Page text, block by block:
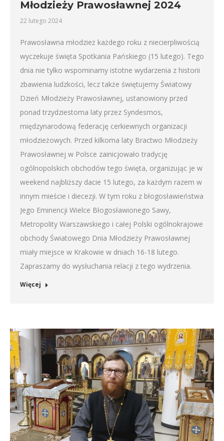
Młodzieży Prawosławnej 2024
22 lutego 2024
Prawosławna młodzież każdego roku z niecierpliwością
wyczekuje święta Spotkania Pańskiego (15 lutego). Tego
dnia nie tylko wspominamy istotne wydarzenia z historii
zbawienia ludzkości, lecz także świętujemy Światowy
Dzień Młodzieży Prawosławnej, ustanowiony przed
ponad trzydziestoma laty przez Syndesmos,
międzynarodową federację cerkiewnych organizacji
młodzieżowych. Przed kilkoma laty Bractwo Młodzieży
Prawosławnej w Polsce zainicjowało tradycję
ogólnopolskich obchodów tego święta, organizując je w
weekend najbliższy dacie 15 lutego, za każdym razem w
innym mieście i diecezji. W tym roku z błogosławieństwa
Jego Eminencji Wielce Błogosławionego Sawy,
Metropolity Warszawskiego i całej Polski ogólnokrajowe
obchody Światowego Dnia Młodzieży Prawosławnej
miały miejsce w Krakowie w dniach 16-18 lutego.
Zapraszamy do wysłuchania relacji z tego wydrzenia.
Więcej